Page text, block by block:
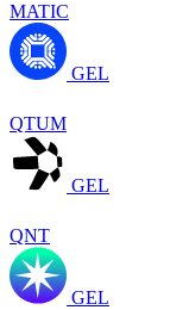
MATIC
GEL
QTUM
GEL
QNT
GEL